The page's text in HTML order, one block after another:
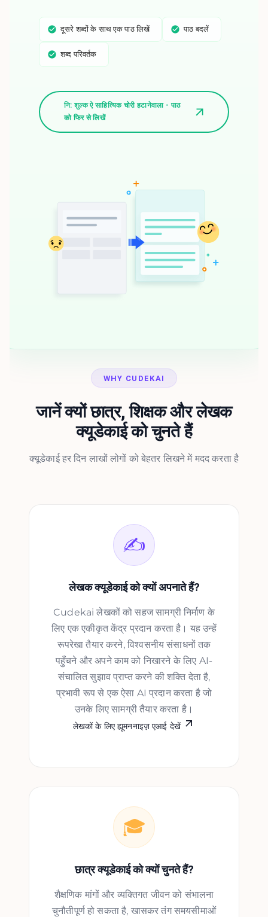
दूसरे शब्दों के साथ एक पाठ लिखें पाठ बदलें
शब्द परिवर्तक
नि: शुल्क ऐ साहित्यिक चोरी हटानेवाला - पाठ
को फिर से लिखें
WHY CUDEKAI
जानें क्यों छात्र, शिक्षक और लेखक
क्यूडेकाई को चुनते हैं
क्यूडेकाई हर दिन लाखों लोगों को बेहतर लिखने में मदद करता है
✍️
लेखक क्यूडेकाई को क्यों अपनाते हैं?
Cudekai लेखकों को सहज सामग्री निर्माण के
लिए एक एकीकृत केंद्र प्रदान करता है। यह उन्हें
रूपरेखा तैयार करने, विश्वसनीय संसाधनों तक
पहुँचने और अपने काम को निखारने के लिए AI-
संचालित सुझाव प्राप्त करने की शक्ति देता है,
प्रभावी रूप से एक ऐसा AI प्रदान करता है जो
उनके लिए सामग्री तैयार करता है।
लेखकों के लिए ह्यूमननाइज़ एआई देखें
🎓
छात्र क्यूडेकाई को क्यों चुनते हैं?
शैक्षणिक मांगों और व्यक्तिगत जीवन को संभालना
चुनौतीपूर्ण हो सकता है, खासकर तंग समयसीमाओं